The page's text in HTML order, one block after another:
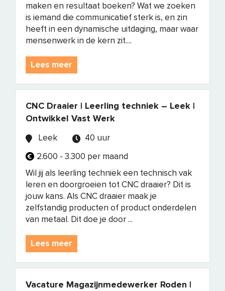
maken en resultaat boeken? Wat we zoeken
is iemand die communicatief sterk is, en zin
heeft in een dynamische uitdaging, maar waar
mensenwerk in de kern zit....
Lees meer
CNC Draaier | Leerling techniek – Leek |
Ontwikkel Vast Werk
Leek
40 uur
2.600 - 3.300 per maand
Wil jij als leerling techniek een technisch vak
leren en doorgroeien tot CNC draaier? Dit is
jouw kans. Als CNC draaier maak je
zelfstandig producten of product onderdelen
van metaal. Dit doe je door ...
Lees meer
Vacature Magazijnmedewerker Roden |